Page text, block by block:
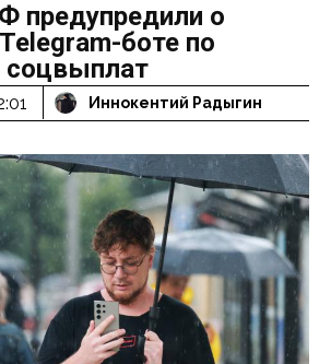
предупредили о
боте по
соцвыплат
Иннокентий Радыгин